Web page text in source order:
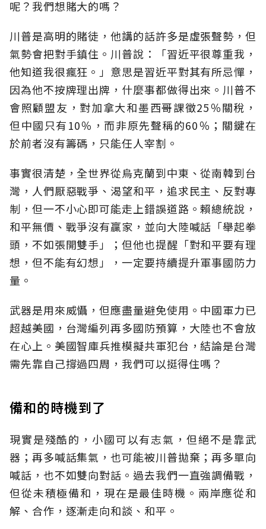
呢？我們想賭大的嗎？
川普是高明的賭徒，他講的話許多是虛張聲勢，但
氣勢會把對手鎮住。川普說：「習近平很尊重我，
他知道我很瘋狂。」意思是習近平對其有所忌憚，
因為他不按牌理出牌，什麼事都做得出來。川普不
會照顧盟友，對加拿大和墨西哥課徵25％關稅，
但中國只有10％，而非原先聲稱的60％；關鍵在
於前者沒有籌碼，只能任人宰割。
事實很清楚，全世界從烏克蘭到中東、從南韓到台
灣，人們厭惡戰爭、渴望和平，追求民主、反對專
制，但一不小心即可能走上錯誤道路。賴總統說，
和平無價、戰爭沒有贏家，並向大陸喊話「舉起拳
頭，不如張開雙手」；但他也提醒「對和平要有理
想，但不能有幻想」，一定要持續提升軍事國防力
量。
武器是用來威懾，但應盡量避免使用。中國軍力已
超越美國，台灣編列再多國防預算，大陸也不會放
在心上。美國智庫兵推模擬共軍犯台，結論是台灣
需先靠自己撐過四周，我們可以挺得住嗎？
備和的時機到了
現實是殘酷的，小國可以有志氣，但絕不是靠武
器；再多喊話集氣，也可能被川普拋棄；再多單向
喊話，也不如雙向對話。過去我們一直強調備戰，
但從未積極備和，現在是最佳時機。兩岸應從和
解、合作，逐漸走向和談、和平。